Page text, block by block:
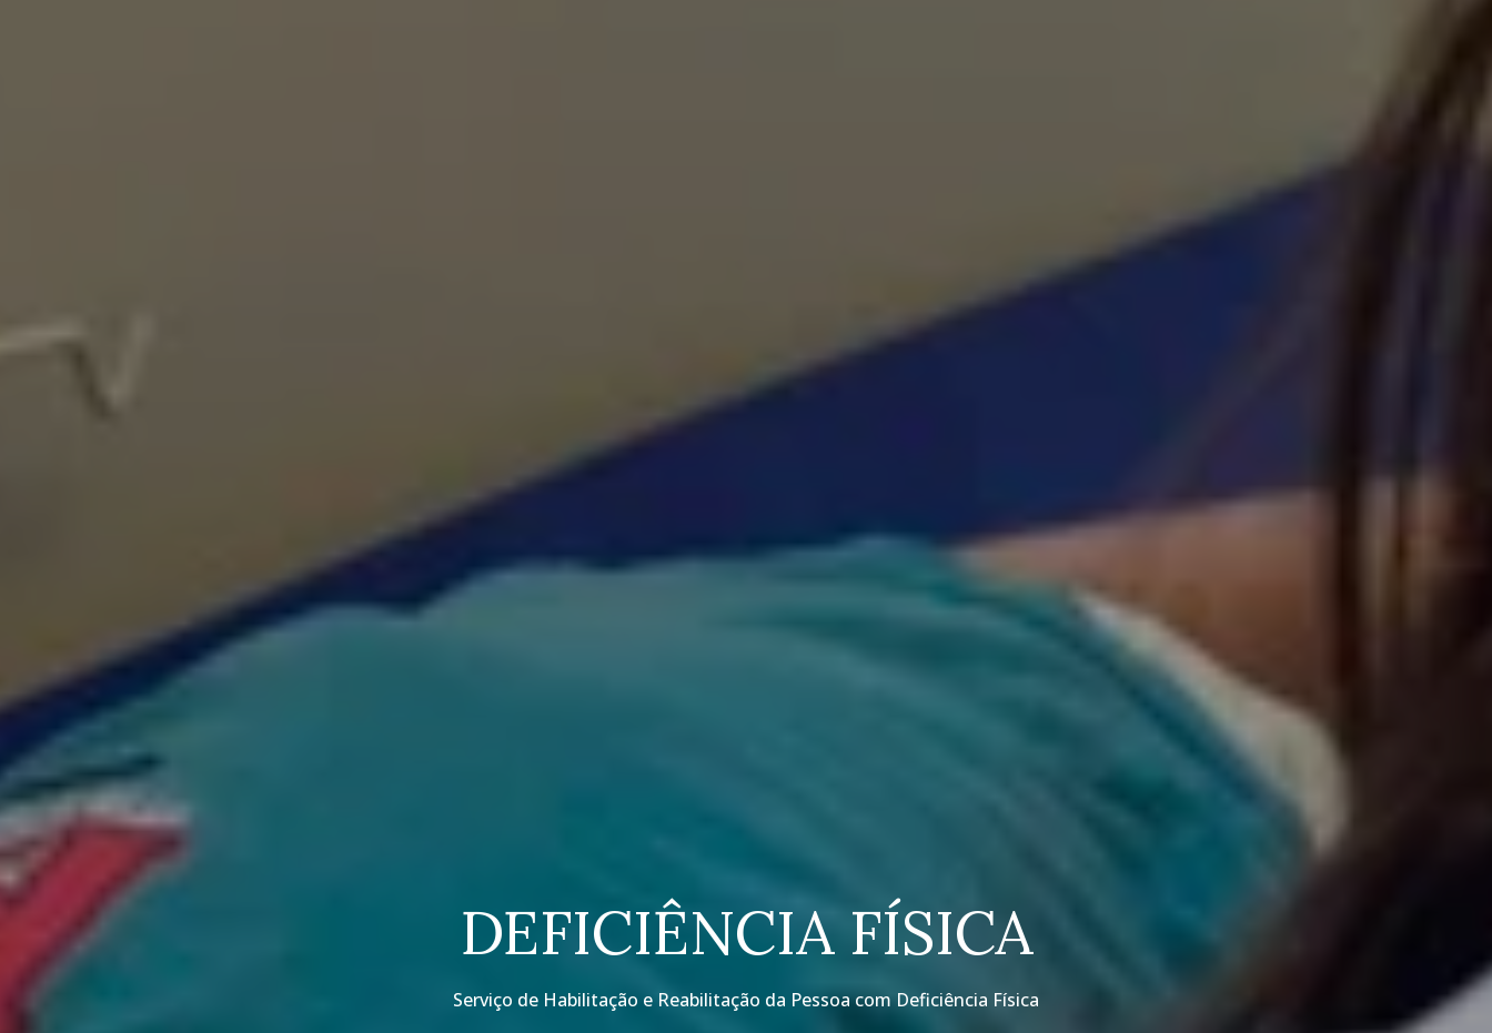
DEFICIÊNCIA FÍSICA
Serviço de Habilitação e Reabilitação da Pessoa com Deficiência Física